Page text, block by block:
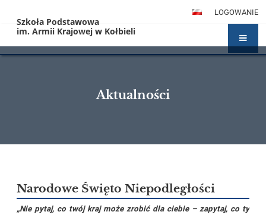
LOGOWANIE
Szkoła Podstawowa
im. Armii Krajowej w Kołbieli
Aktualności
Narodowe Święto Niepodległości
„Nie pytaj, co twój kraj może zrobić dla ciebie – zapytaj, co ty